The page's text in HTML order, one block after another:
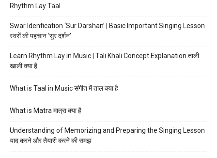
Rhythm Lay Taal
Swar Idenfication ‘Sur Darshan’ | Basic Important Singing Lesson
स्वरों की पहचान ‘सुर दर्शन’
Learn Rhythm Lay in Music | Tali Khali Concept Explanation ताली
खाली क्या है
What is Taal in Music संगीत में ताल क्या है
What is Matra मात्रा क्या है
Understanding of Memorizing and Preparing the Singing Lesson
याद करने और तैयारी करने की समझ